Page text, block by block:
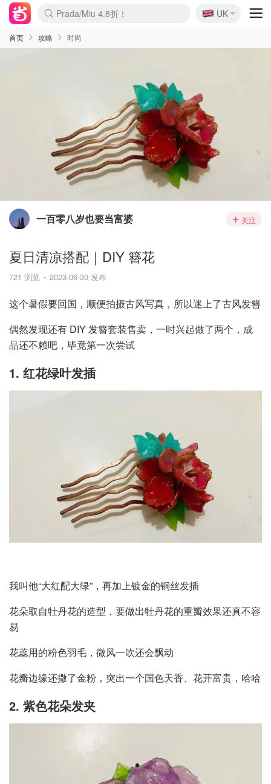
麦卢卡蜂蜜夏促！个位数！
Prada/Miu 4.8折！
啥？必胜客披萨5折！
🇬🇧
UK
首页 攻略 时尚
一百零八岁也要当富婆 关注
夏日清凉搭配｜DIY 簪花
721 浏览 2023-06-30 发布
这个暑假要回国，顺便拍摄古风写真，所以迷上了古风发簪
偶然发现还有 DIY 发簪套装售卖，一时兴起做了两个，成
品还不赖吧，毕竟第一次尝试
1. 红花绿叶发插
我叫他“大红配大绿”，再加上镀金的铜丝发插
花朵取自牡丹花的造型，要做出牡丹花的重瓣效果还真不容
易
花蕊用的粉色羽毛，微风一吹还会飘动
花瓣边缘还撒了金粉，突出一个国色天香、花开富贵，哈哈
2. 紫色花朵发夹